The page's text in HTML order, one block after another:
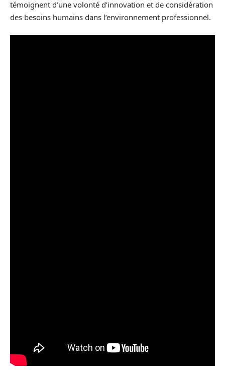
témoignent d’une volonté d’innovation et de considération
des besoins humains dans l’environnement professionnel.